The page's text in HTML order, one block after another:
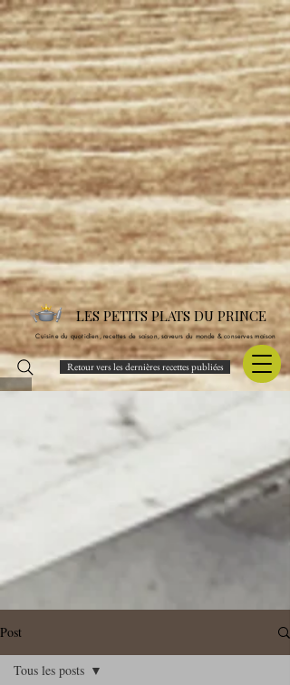
LES PETITS PLATS DU PRINCE
Cuisine du quotidien, recettes de saison, saveurs du monde & conserves maison
Retour vers les dernières recettes publiées
Post
Tous les posts